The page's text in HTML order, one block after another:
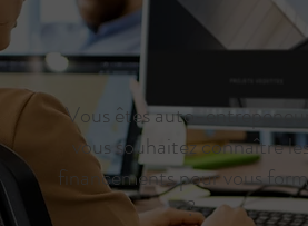
Vous êtes auto-
vous souhaitez connaître
financements pour vous
?